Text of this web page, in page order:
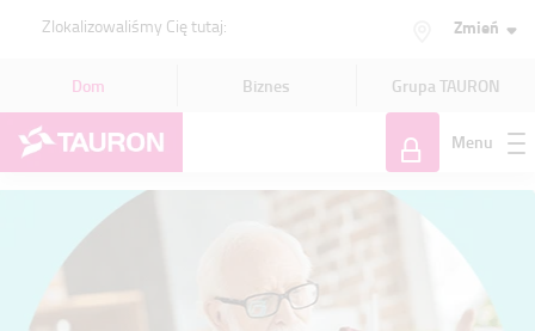
Zlokalizowaliśmy Cię tutaj: Zmień
Dom Biznes Grupa TAURON
Menu